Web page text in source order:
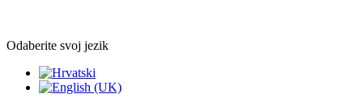
Odaberite svoj jezik